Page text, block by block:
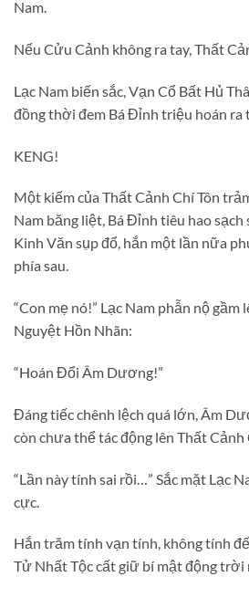
Nam.
Nếu Cửu Cảnh không ra tay, Thất
Lạc Nam biến sắc, Vạn Cổ Bất Hủ
đồng thời đem Bá Đỉnh triệu hoán ra
KENG!
Một kiếm của Thất Cảnh Chí Tôn
Nam băng liệt, Bá Đỉnh tiêu hao
Kinh Văn sụp đổ, hắn một lần nữa
phía sau.
“Con mẹ nó!” Lạc Nam phẫn nộ
Nguyệt Hồn Nhãn:
“Hoán Đổi Âm Dương!”
Đáng tiếc chênh lệch quá lớn, Âm
còn chưa thể tác động lên Thất Cảnh
“Lần này tính sai rồi…” Sắc mặt Lạc
cực.
Hắn trăm tính vạn tính, không tính
Tử Nhất Tộc cất giữ bí mật động trời